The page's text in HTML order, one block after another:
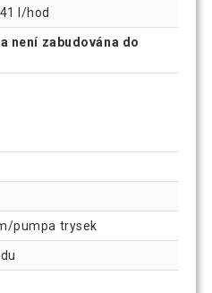
l/hod
není zabudována do
pumpa trysek